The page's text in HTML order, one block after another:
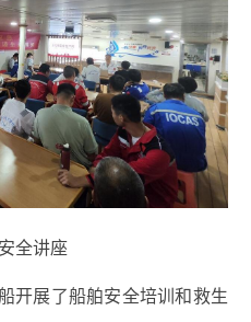
全讲座
开展了船舶安全培训和救生